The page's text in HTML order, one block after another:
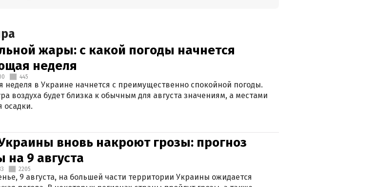
жары: с какой погоды начнется
неделя
445
неделя в Украине начнется с преимущественно спокойной погоды.
воздуха будет близка к обычным для августа значениям, а местами
осадки.
вновь накроют грозы: прогноз
на 9 августа
2205
9 августа, на большей части территории Украины ожидается